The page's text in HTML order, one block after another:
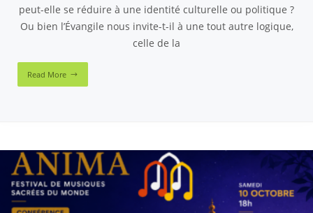
peut-elle se réduire à une identité culturelle ou politique ?
Ou bien l’Évangile nous invite-t-il à une tout autre logique,
celle de la
Read More